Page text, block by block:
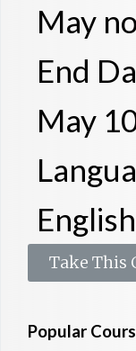
May
End
May
English
Take This
Popular